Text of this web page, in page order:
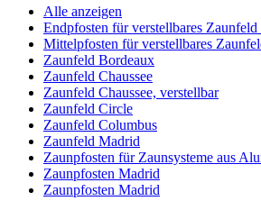
Alle anzeigen
Endpfosten für verstellbares Zaunfeld
Mittelpfosten für verstellbares
Zaunfeld Bordeaux
Zaunfeld Chaussee
Zaunfeld Chaussee, verstellbar
Zaunfeld Circle
Zaunfeld Columbus
Zaunfeld Madrid
Zaunpfosten für Zaunsysteme aus
Zaunpfosten Madrid
Zaunpfosten Madrid